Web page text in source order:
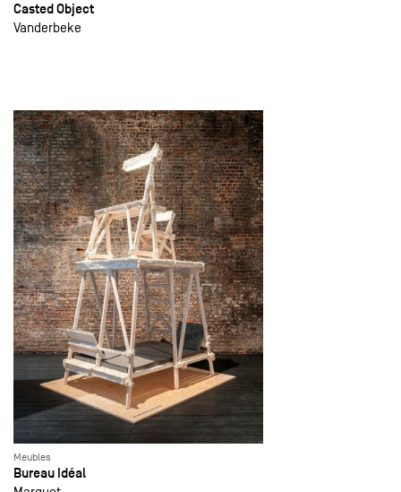
Casted Object
Vanderbeke
Meubles
Bureau Idéal